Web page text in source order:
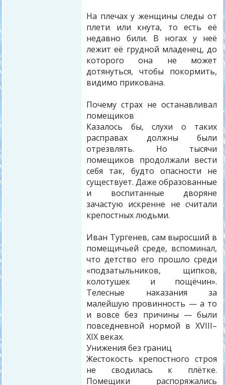
На плечах у женщины следы от
плети или кнута, то есть её
недавно били. В ногах у неё
лежит её грудной младенец, до
которого она не может
дотянуться, чтобы покормить,
видимо прикована.
Почему страх не останавливал
помещиков
Казалось бы, слухи о таких
расправах должны были
отрезвлять. Но тысячи
помещиков продолжали вести
себя так, будто опасности не
существует. Даже образованные
и воспитанные дворяне
зачастую искренне не считали
крепостных людьми.
Иван Тургенев, сам выросший в
помещичьей среде, вспоминал,
что детство его прошло среди
«подзатыльников, щипков,
колотушек и пощёчин».
Телесные наказания за
малейшую провинность — а то
и вовсе без причины — были
повседневной нормой в XVIII–
XIX веках.
Унижения без границ
Жестокость крепостного строя
не сводилась к плётке.
Помещики распоряжались